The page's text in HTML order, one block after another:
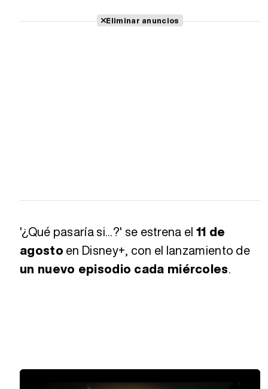
Eliminar anuncios
'¿Qué pasaría si...?' se estrena el 11 de
agosto en Disney+, con el lanzamiento de
un nuevo episodio cada miércoles.